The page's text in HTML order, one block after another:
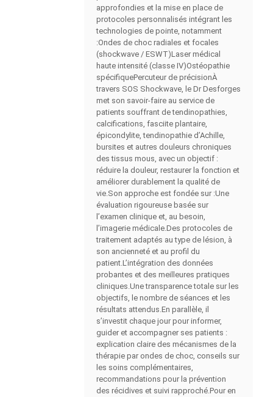
approfondies et la mise en place de
protocoles personnalisés intégrant les
technologies de pointe, notamment
:Ondes de choc radiales et focales
(shockwave / ESWT)Laser médical
haute intensité (classe IV)Ostéopathie
spécifiquePercuteur de précisionÀ
travers SOS Shockwave, le Dr Desforges
met son savoir-faire au service de
patients souffrant de tendinopathies,
calcifications, fasciite plantaire,
épicondylite, tendinopathie d’Achille,
bursites et autres douleurs chroniques
des tissus mous, avec un objectif :
réduire la douleur, restaurer la fonction et
améliorer durablement la qualité de
vie.Son approche est fondée sur :Une
évaluation rigoureuse basée sur
l’examen clinique et, au besoin,
l’imagerie médicale.Des protocoles de
traitement adaptés au type de lésion, à
son ancienneté et au profil du
patient.L’intégration des données
probantes et des meilleures pratiques
cliniques.Une transparence totale sur les
objectifs, le nombre de séances et les
résultats attendus.En parallèle, il
s’investit chaque jour pour informer,
guider et accompagner ses patients :
explication claire des mécanismes de la
thérapie par ondes de choc, conseils sur
les soins complémentaires,
recommandations pour la prévention
des récidives et suivi rapproché.Pour en